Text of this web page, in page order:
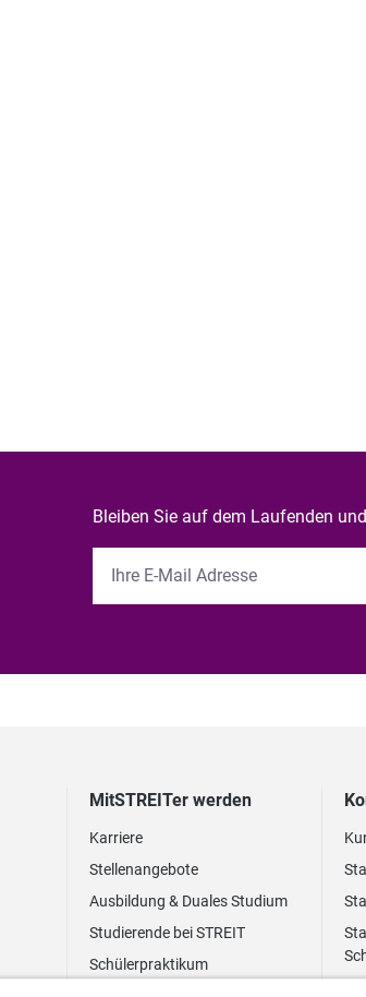
Bleiben Sie auf dem Laufenden
MitSTREITer werden
Karriere
Stellenangebote
Ausbildung & Duales Studium
Studierende bei STREIT
Schülerpraktikum